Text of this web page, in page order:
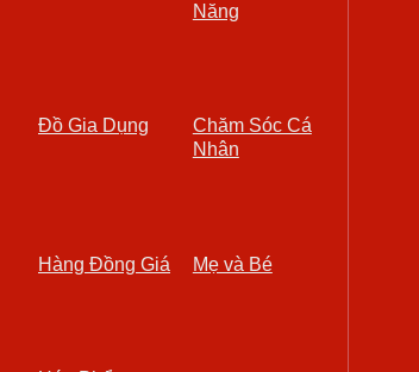
Năng
Đồ Gia Dụng
Chăm Sóc Cá
Nhân
Hàng Đồng Giá Mẹ và Bé